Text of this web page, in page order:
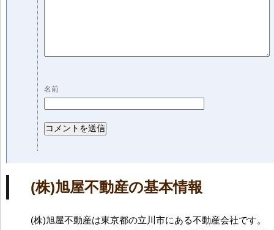
名前
(株)旭屋不動産の基本情報
(株)旭屋不動産は東京都の立川市にある不動産会社です。